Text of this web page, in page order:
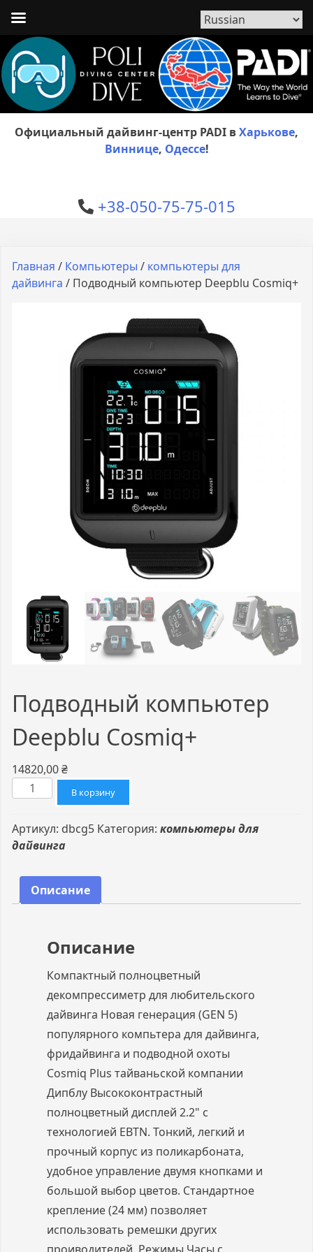
Официальный дайвинг-центр PADI вХарькове,
Виннице, Одессе!
+38-050-75-75-015
Главная / Компьютеры / компьютеры для
дайвинга / Подводный компьютер Deepblu Cosmiq+
Подводный компьютер
Deepblu Cosmiq+
14820,00₴
Количество
товара
компьютер
Deepblu
В корзину
Артикул: dbcg5 Категория: компьютеры для
дайвинга
Описание
Описание
Компактный полноцветный
декомпрессиметр для любительского
дайвинга Новая генерация (GEN 5)
популярного компьтера для дайвинга,
фридайвинга и подводной охоты
Cosmiq Plus тайваньской компании
Дипблу Высококонтрастный
полноцветный дисплей 2.2" с
технологией EBTN. Тонкий, легкий и
прочный корпус из поликарбоната,
удобное управление двумя кнопками и
большой выбор цветов. Стандартное
крепление (24 мм) позволяет
использовать ремешки других